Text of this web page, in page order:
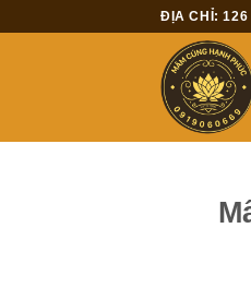
ĐỊA CHỈ: 126